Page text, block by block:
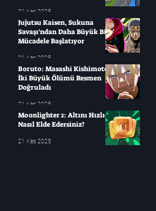
21 Kas 2025
Jujutsu Kaisen, Sukuna
Savaşı'ndan Daha Büyük Bir
Mücadele Başlatıyor
21 Kas 2025
Boruto: Masashi Kishimoto
İki Büyük Ölümü Resmen
Doğruladı
21 Kas 2025
Moonlighter 2: Altını Hızlıca
Nasıl Elde Edersiniz?
21 Kas 2025